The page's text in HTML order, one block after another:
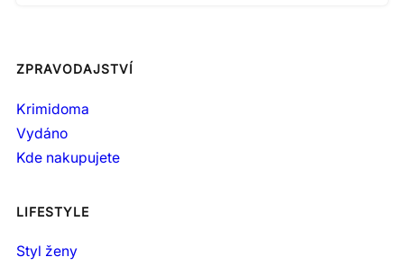
ZPRAVODAJSTVÍ
Krimidoma
Vydáno
Kde nakupujete
LIFESTYLE
Styl ženy